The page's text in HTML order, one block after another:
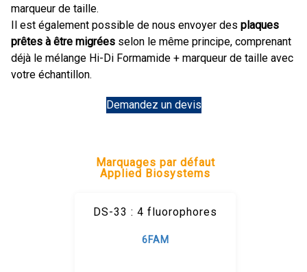
marqueur de taille.
Il est également possible de nous envoyer des plaques
prêtes à être migrées selon le même principe, comprenant
déjà le mélange Hi-Di Formamide + marqueur de taille avec
votre échantillon.
Demandez un devis
Marquages par défaut
Applied Biosystems
DS-33 : 4 fluorophores
6FAM